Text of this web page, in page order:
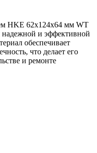
HKE 62x124x64 мм WT
и эффективной
обеспечивает
что делает его
и ремонте